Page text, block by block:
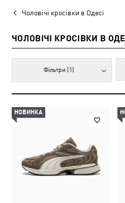
Чоловічі кросівки в Одесі
ЧОЛОВІЧІ КРОСІВКИ В
Фільтри (1)
НОВИНКА